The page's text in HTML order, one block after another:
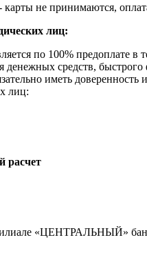
карты не принимаются,
лиц:
по 100% предоплате
денежных средств,
иметь
лиц:
расчет
«ЦЕНТРАЛЬНЫЙ»